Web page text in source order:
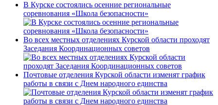
В Курске состоялись осенние региональные
соревнования «Школа безопасности»
Во всех местных отделениях Курской области проходят
Заседания Координационных советов
Почтовые отделения Курской области изменят график
работы в связи с Днем народного единства